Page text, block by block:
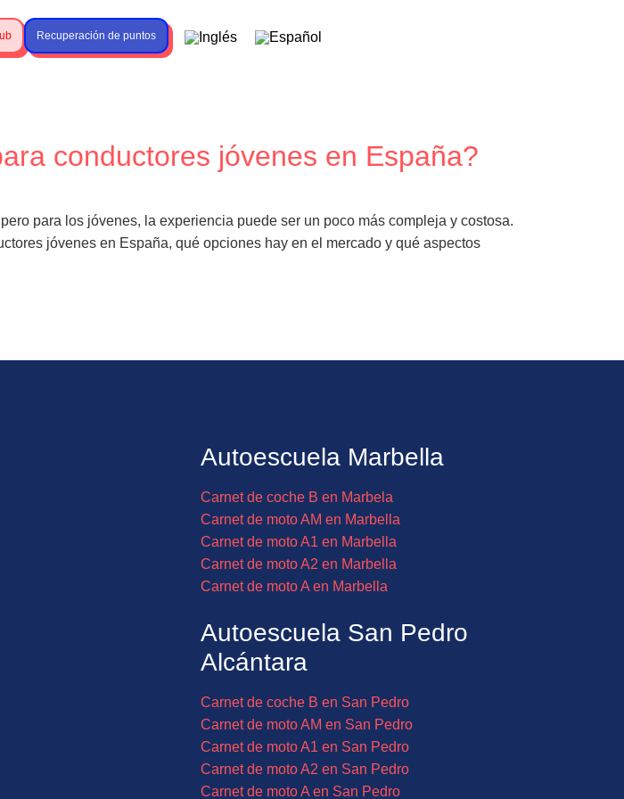
Recuperación de puntos
conductores jóvenes en España?
para los jóvenes, la experiencia puede ser un poco más compleja y costosa.
jóvenes en España, qué opciones hay en el mercado y qué aspectos
Autoescuela Marbella
Carnet de coche B en Marbela
Carnet de moto AM en Marbella
Carnet de moto A1 en Marbella
Carnet de moto A2 en Marbella
Carnet de moto A en Marbella
Autoescuela San Pedro
Alcántara
Carnet de coche B en San Pedro
Carnet de moto AM en San Pedro
Carnet de moto A1 en San Pedro
Carnet de moto A2 en San Pedro
Carnet de moto A en San Pedro